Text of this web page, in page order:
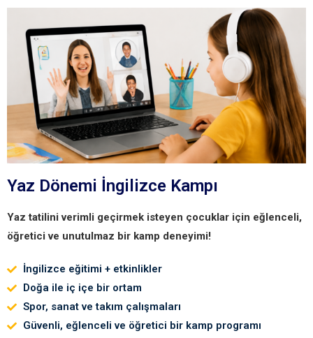
Yaz Dönemi İngilizce Kampı
Yaz tatilini verimli geçirmek isteyen çocuklar için eğlenceli,
öğretici ve unutulmaz bir kamp deneyimi!
İngilizce eğitimi + etkinlikler
Doğa ile iç içe bir ortam
Spor, sanat ve takım çalışmaları
Güvenli, eğlenceli ve öğretici bir kamp programı